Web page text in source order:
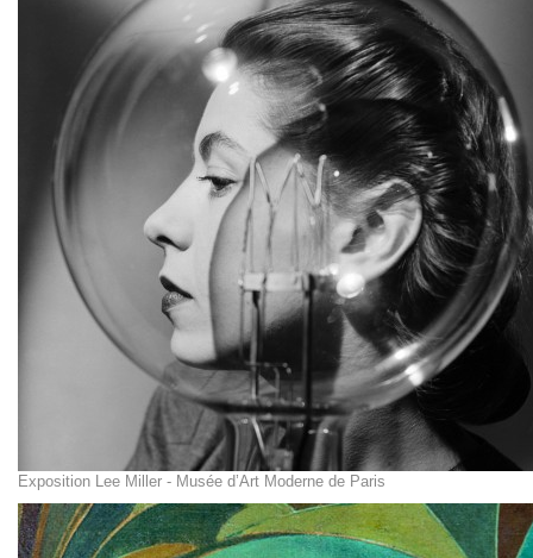
Exposition Lee Miller - Musée d’Art Moderne de Paris